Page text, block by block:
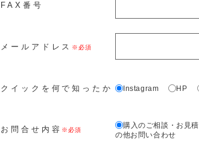
FAX番号
メールアドレス
クイックを何で知ったか Instagram HP
お問合せ内容 購入のご相談・お見積
の他お問い合わせ